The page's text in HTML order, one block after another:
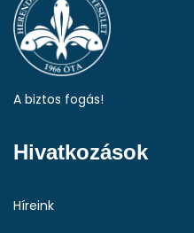
A biztos fogás!
Hivatkozások
Híreink